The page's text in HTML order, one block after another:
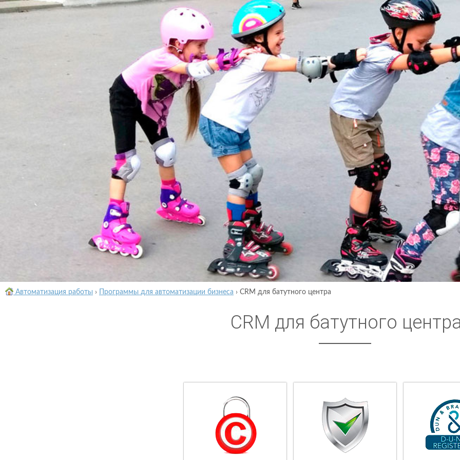
Автоматизация работы › Программы для автоматизации бизнеса › CRM для батутного центра
CRM для батутного